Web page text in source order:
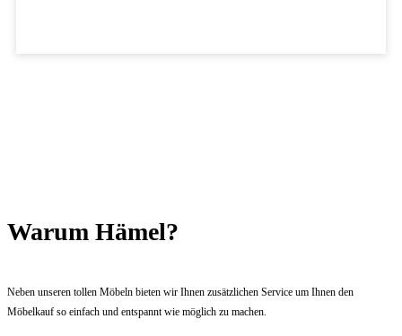
Warum Hämel?
Neben unseren tollen Möbeln bieten wir Ihnen zusätzlichen Service um Ihnen den
Möbelkauf so einfach und entspannt wie möglich zu machen.